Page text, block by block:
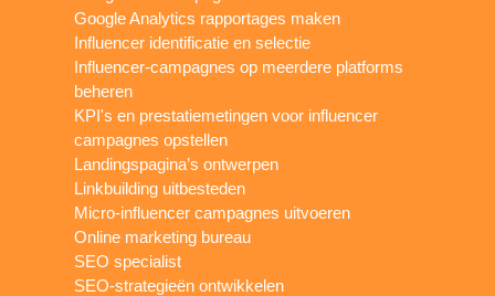
Google Analytics rapportages maken
Influencer identificatie en selectie
Influencer-campagnes op meerdere platforms
beheren
KPI's en prestatiemetingen voor influencer
campagnes opstellen
Landingspagina’s ontwerpen
Linkbuilding uitbesteden
Micro-influencer campagnes uitvoeren
Online marketing bureau
SEO specialist
SEO-strategieën ontwikkelen